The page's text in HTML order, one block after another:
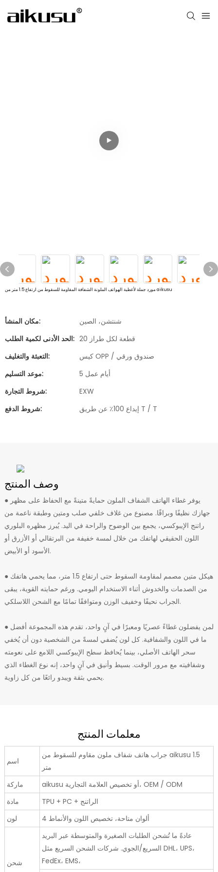
مورد جملة لأغطية الهواتف الملونة الشفافة المقاومة للسقوط من ارتفاع 1.5 متر من aikusu
مكان المنشأ:
شنتشن، الصين
الحد الأدنى لكمية الطلب:
20 قطعة لكل طراز
التعبئة والتغليف:
كيس OPP / صندوق ورقي
موعد التسليم:
5 أيام عمل
شروط التجارة:
EXW
شروط الدفع:
إيداع 100٪ عن طريق T / T
وصف المنتج
● يوفر غطاء الهاتف الشفاف الملون حمايةً متينةً مع الحفاظ على مظهر
جهازك نظيفًا وبراقًا. مصنوع من غلاف خلفي صلب ومتين وطبقة ناعمة من
راتنج الإيبوكسي، يجمع بين الوضوح والراحة في اليد. يُبرز مظهره البلوري
اللون الحقيقي لهاتفك من خلال لمسة خفيفة من البرتقالي أو الأزرق أو
الأسود أو الأبيض.
● هيكل متين مصمم لمقاومة السقوط حتى ارتفاع 1.5 متر، مما يحمي هاتفك
من الصدمات والخدوش أثناء الاستخدام اليومي. ورغم حمايته القوية، يبقى
الجراب نحيفًا وخفيف الوزن ومتوافقًا تمامًا مع الشحن اللاسلكي.
● لمن يفضلون غطاءً عصريًا ومعبرًا في آنٍ واحد، تقدم هذه المجموعة أفضل
ما في اللون والشفافية. كل لون يُضفي لمسةً من الشخصية دون أن يُخفي
سحر الهاتف الأصلي، بينما يُحافظ سطح الإيبوكسي اللامع على نعومته
وشفافيته مع مرور الوقت. بسيط وأنيق في آنٍ واحد، إنه نوع الغطاء الذي
يحمي بثقة ويبدو رائعًا من كل زاوية.
معلمات المنتج
اسم
جراب هاتف شفاف ملون مقاوم للسقوط من aikusu 1.5
متر
ماركة
aikusu أو تخصيص العلامة التجارية، OEM / ODM
مادة
TPU + PC + الراتنج
لون
4 ألوان متاحة، تخصيص اللون والأنماط
شحن
عادةً ما تُشحن الطلبات الصغيرة والمتوسطة عبر البريد
السريع/الجوي. شركات الشحن السريع مثل DHL، UPS،
FedEx، EMS،